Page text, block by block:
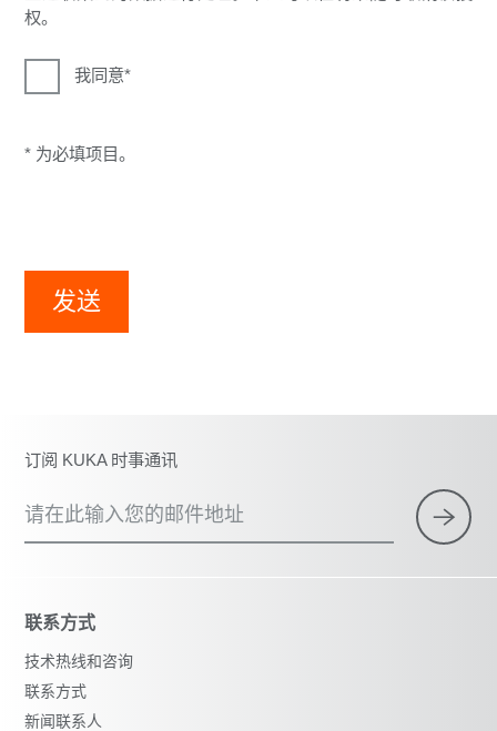
权。
我同意
* 为必填项目。
发送
订阅 KUKA 时事通讯
请在此输入您的邮件地址
联系方式
技术热线和咨询
联系方式
新闻联系人